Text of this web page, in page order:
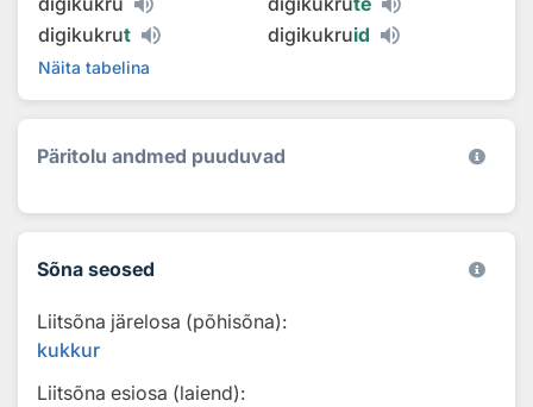
digikukrut digikukruid
Näita tabelina
Päritolu andmed puuduvad
Sõna seosed
Liitsõna järelosa (põhisõna):
kukkur
Liitsõna esiosa (laiend):